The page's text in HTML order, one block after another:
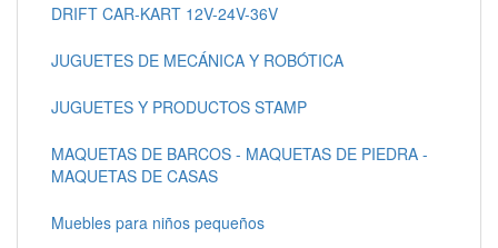
DRIFT CAR-KART 12V-24V-36V
JUGUETES DE MECÁNICA Y ROBÓTICA
JUGUETES Y PRODUCTOS STAMP
MAQUETAS DE BARCOS - MAQUETAS DE PIEDRA -
MAQUETAS DE CASAS
Muebles para niños pequeños